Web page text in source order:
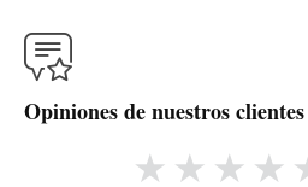
Opiniones de nuestros clientes